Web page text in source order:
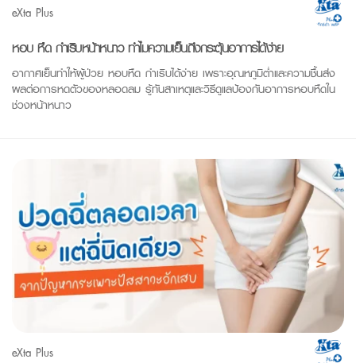
eXta Plus
หอบ หืด กำเริบหน้าหนาว ทำไมความเย็นถึงกระตุ้นอาการได้ง่าย
อากาศเย็นทำให้ผู้ป่วย หอบหืด กำเริบได้ง่าย เพราะอุณหภูมิต่ำและความชื้นส่ง
ผลต่อการหดตัวของหลอดลม รู้ทันสาเหตุและวิธีดูแลป้องกันอาการหอบหืดใน
ช่วงหน้าหนาว
eXta Plus